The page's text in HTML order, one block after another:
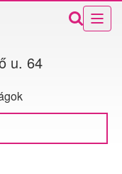
u. 64